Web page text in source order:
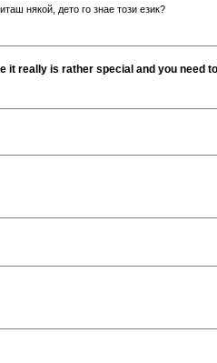
някой, дето го знае този език?
really is rather special and you need